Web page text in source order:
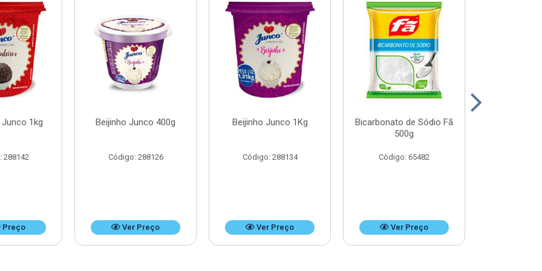
1kg
288142
Preço
Beijinho Junco 400g
Código: 288126
Ver Preço
Beijinho Junco 1Kg
Código: 288134
Ver Preço
Bicarbonato de Sódio Fã
500g
Código: 65482
Ver Preço